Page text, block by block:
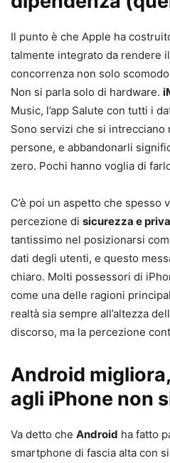
Il punto è che Apple ha
talmente integrato da rendere
concorrenza non solo
Non si parla solo di hardware.
Music, l’app Salute con tutti i
Sono servizi che si intrecciano
persone, e abbandonarli
zero. Pochi hanno voglia di
C’è poi un aspetto che spesso
percezione di sicurezza e
tantissimo nel posizionarsi
dati degli utenti, e questo
chiaro. Molti possessori di
come una delle ragioni
realtà sia sempre all’altezza
discorso, ma la percezione
Android
agli iPhone non
Va detto che Android ha fatto
smartphone di fascia alta con